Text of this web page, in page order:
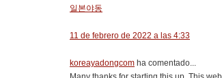
일본야동
11 de febrero de 2022 a las 4:33
koreayadongcom ha comentado...